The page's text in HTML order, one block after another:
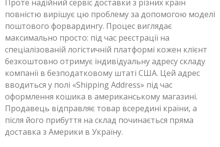
Проте надійний сервіс доставки з різних країн
повністю вирішує цю проблему за допомогою моделі
поштового форвардингу. Процес виглядає
максимально просто: під час реєстрації на
спеціалізованій логістичній платформі кожен клієнт
безкоштовно отримує індивідуальну адресу складу
компанії в безподатковому штаті США. Цей адрес
вводиться у полі «Shipping Address» під час
оформлення кошика в американському магазині.
Продавець відправляє товар всередині країни, а
після його прибуття на склад починається пряма
доставка з Америки в Україну.